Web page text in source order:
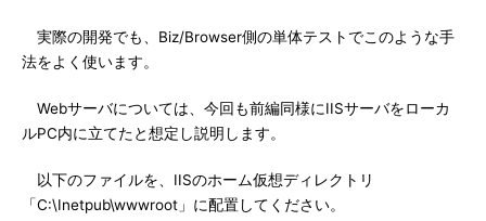
実際の開発でも、Biz/Browser側の単体テストでこのような手
法をよく使います。
Webサーバについては、今回も前編同様にIISサーバをローカ
ルPC内に立てたと想定し説明します。
以下のファイルを、IISのホーム仮想ディレクトリ
「C:\Inetpub\wwwroot」に配置してください。